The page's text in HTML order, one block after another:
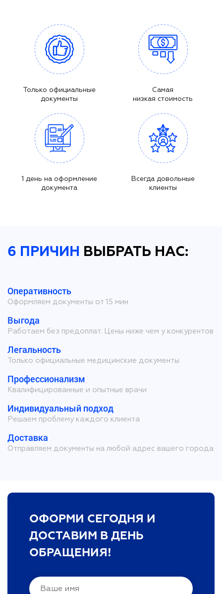
Только официальные
документы
Самая
низкая стоимость
1 день на оформление
документа
Всегда довольные
клиенты
6 ПРИЧИН ВЫБРАТЬ НАС:
Оперативность
Оформляем документы от 15 мин
Выгода
Работаем без предоплат. Цены ниже чем у конкурентов
Легальность
Только официальные медицинские документы
Профессионализм
Квалифицированные и опытные врачи
Индивидуальный подход
Решаем проблему каждого клиента
Доставка
Отправляем документы на любой адрес вашего города
ОФОРМИ СЕГОДНЯ И
ДОСТАВИМ В ДЕНЬ
ОБРАЩЕНИЯ!